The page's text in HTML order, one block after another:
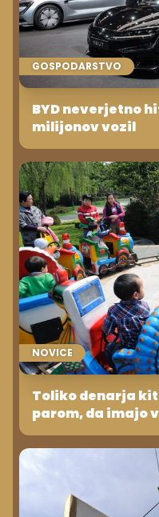
GOSPODARSTVO
BYD neverjetno
milijonov vozil
NOVICE
Toliko denarja
parom, da imajo